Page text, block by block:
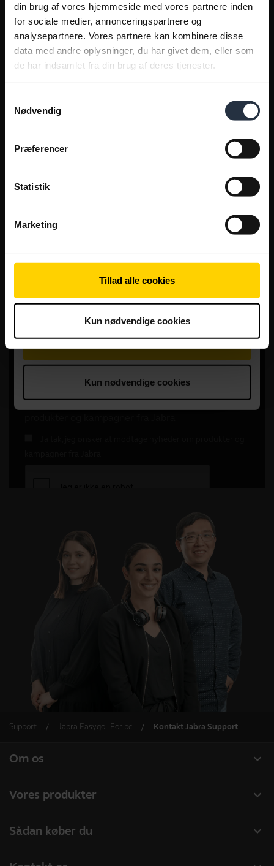
din brug af vores hjemmeside med vores partnere inden
for sociale medier, annonceringspartnere og
analysepartnere. Vores partnere kan kombinere disse
data med andre oplysninger, du har givet dem, eller som
de har indsamlet fra din brug af deres tjenester.
Nødvendig
Præferencer
Statistik
Marketing
Tillad alle cookies
Kun nødvendige cookies
Support Jabra Easygo - For pc Kontakt Jabra Support
expand_more
Om os
Bæredygtighed
expand_more
Vores produkter
expand_more
Sådan køber du